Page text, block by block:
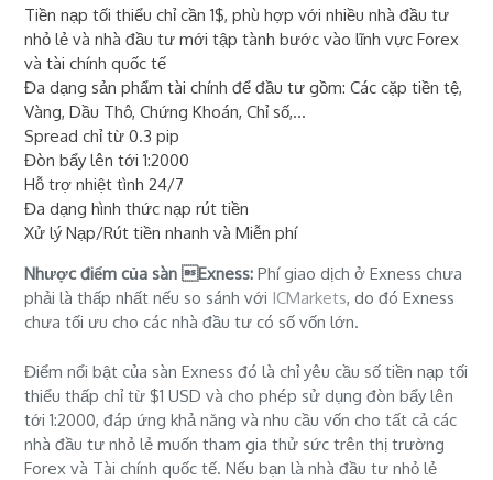
Tiền nạp tối thiểu chỉ cần 1$, phù hợp với nhiều nhà đầu tư
nhỏ lẻ và nhà đầu tư mới tập tành bước vào lĩnh vực Forex
và tài chính quốc tế
Đa dạng sản phẩm tài chính để đầu tư gồm: Các cặp tiền tệ,
Vàng, Dầu Thô, Chứng Khoán, Chỉ số,...
Spread chỉ từ 0.3 pip
Đòn bẩy lên tới 1:2000
Hỗ trợ nhiệt tình 24/7
Đa dạng hình thức nạp rút tiền
Xử lý Nạp/Rút tiền nhanh và Miễn phí
Nhược điểm của sàn Exness: Phí giao dịch ở Exness chưa
phải là thấp nhất nếu so sánh với ICMarkets, do đó Exness
chưa tối ưu cho các nhà đầu tư có số vốn lớn.
Điểm nổi bật của sàn Exness đó là chỉ yêu cầu số tiền nạp tối
thiểu thấp chỉ từ $1 USD và cho phép sử dụng đòn bẩy lên
tới 1:2000, đáp ứng khả năng và nhu cầu vốn cho tất cả các
nhà đầu tư nhỏ lẻ muốn tham gia thử sức trên thị trường
Forex và Tài chính quốc tế. Nếu bạn là nhà đầu tư nhỏ lẻ